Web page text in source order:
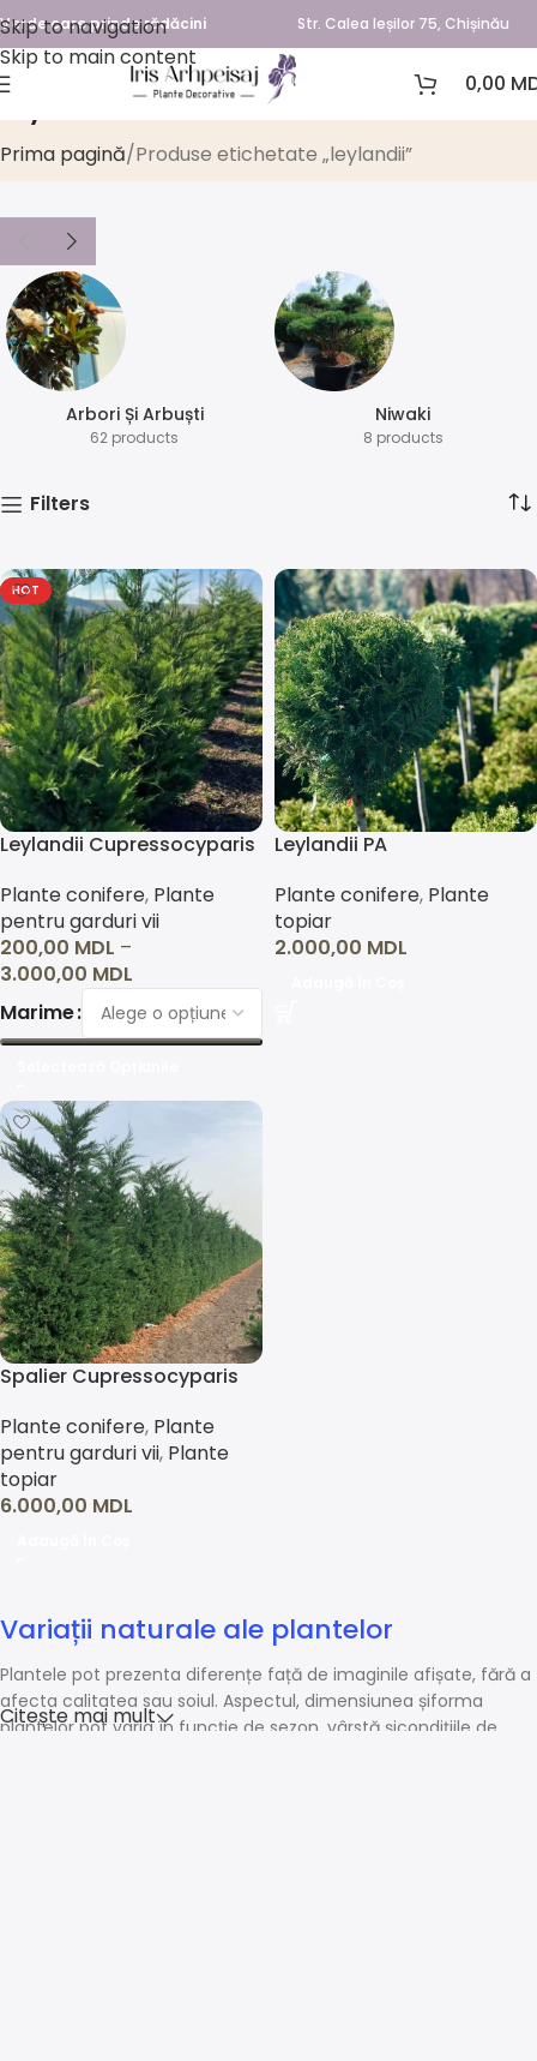
Skip to navigation
Skip to main content
Verde care prinde rădăcini Str. Calea Ieșilor 75, Chișinău
0,00
leylandii
Prima pagină Produse etichetate „leylandii”
Arbori Și Arbuști
62 products
⁠Niwaki
8 products
Filters
HOT
Leylandii Cupressocyparis
Plante conifere, Plante
pentru garduri vii
200,00 MDL –
3.000,00 MDL
Marime
Leylandii PA
Plante conifere, Plante
topiar
2.000,00 MDL
Spalier Cupressocyparis
Plante conifere, Plante
pentru garduri vii, Plante
topiar
6.000,00 MDL
Variații naturale ale plantelor
Plantele pot prezenta diferențe față de imaginile afișate, fără a
afecta calitatea sau soiul. Aspectul, dimensiunea șiforma
plantelor pot varia în funcție de sezon, vârstă șicondițiile de
Citește mai mult